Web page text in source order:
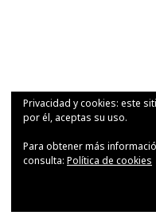
Privacidad y cookies: este
por él, aceptas su uso.
Para obtener más
consulta: Política de cookies